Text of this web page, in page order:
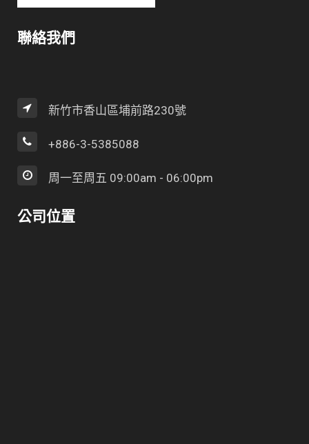
聯絡我們
新竹市香山區埔前路230號
+886-3-5385088
周一至周五 09:00am - 06:00pm
公司位置